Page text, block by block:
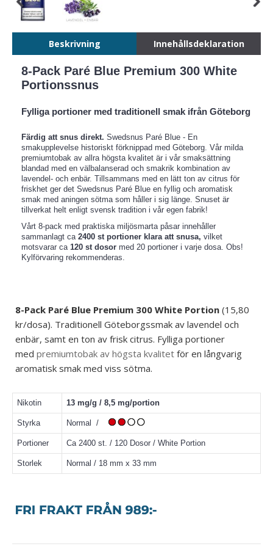
Beskrivning Innehållsdeklaration
8-Pack Paré Blue Premium 300 White
Portionssnus
Fylliga portioner med traditionell smak ifrån Göteborg
Färdig att snus direkt. Swedsnus Paré Blue - En
smakupplevelse historiskt förknippad med Göteborg. Vår milda
premiumtobak av allra högsta kvalitet är i vår smaksättning
blandad med en välbalanserad och smakrik kombination av
lavendel- och enbär. Tillsammans med en lätt ton av citrus för
friskhet ger det Swedsnus Paré Blue en fyllig och aromatisk
smak med aningen sötma som håller i sig länge. Snuset är
tillverkat helt enligt svensk tradition i vår egen fabrik!
Vårt 8-pack med praktiska miljösmarta påsar innehåller
sammanlagt ca 2400 st portioner klara att snusa, vilket
motsvarar ca 120 st dosor med 20 portioner i varje dosa. Obs!
Kylförvaring rekommenderas.
8-Pack Paré Blue Premium 300 White Portion (15,80
kr/dosa). Traditionell Göteborgssmak av lavendel och
enbär, samt en ton av frisk citrus. Fylliga portioner
med premiumtobak av högsta kvalitet för en långvarig
aromatisk smak med viss sötma.
Nikotin 13 mg/g / 8,5 mg/portion
Styrka Normal /
Portioner Ca 2400 st. / 120 Dosor / White Portion
Storlek Normal / 18 mm x 33 mm